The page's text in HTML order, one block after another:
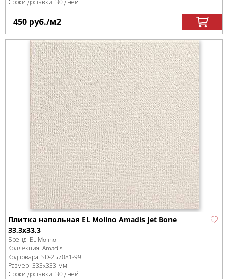
Сроки доставки: 30 дней
450 руб./м2
Плитка напольная EL Molino Amadis Jet Bone
33,3х33,3
Бренд: EL Molino
Коллекция: Amadis
Код товара: SD-257081-99
Размер: 333x333 мм
Сроки доставки: 30 дней